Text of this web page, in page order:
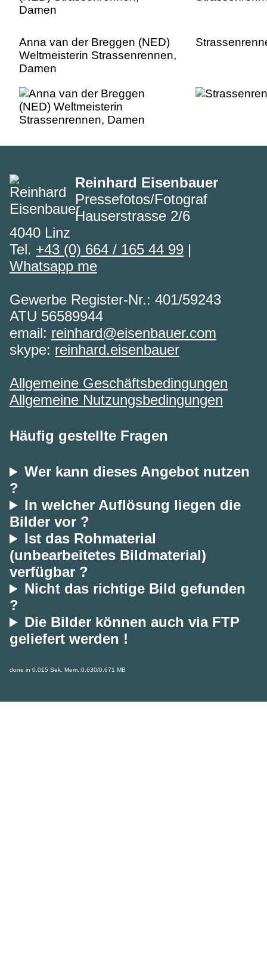
Anna van der Breggen (NED)
Weltmeisterin Strassenrennen,
Damen
Reinhard Eisenbauer
Pressefotos/Fotograf
Hauserstrasse 2/6
4040 Linz
Tel. +43 (0) 664 / 165 44 99 |
Whatsapp me
Gewerbe Register-Nr.: 401/59243
ATU 56589944
email: reinhard@eisenbauer.com
skype: reinhard.eisenbauer
Allgemeine Geschäftsbedingungen
Allgemeine Nutzungsbedingungen
Häufig gestellte Fragen
Wer kann dieses Angebot nutzen
?
In welcher Auflösung liegen die
Bilder vor ?
Ist das Rohmaterial
(unbearbeitetes Bildmaterial)
verfügbar ?
Nicht das richtige Bild gefunden
?
Die Bilder können auch via FTP
geliefert werden !
done in 0.015 Sek. Mem.:0.630/0.671 MB